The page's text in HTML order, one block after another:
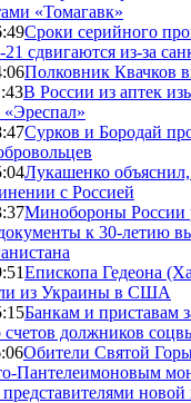
«Томагавк»
Сроки серийного
сдвигаются из-за
Полковник Квачков
В России из аптек
Сурков и Бородай
Лукашенко объяснил,
с Россией
Минобороны России
к 30-летию
Епископа Гедеона
из Украины в США
Банкам и приставам
счетов должников
Обители Святой
Пантелеимоновым
представителями новой